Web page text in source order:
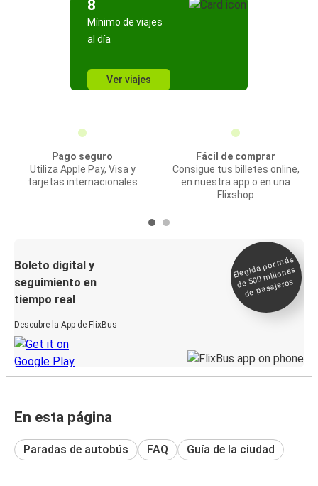
8
Mínimo de viajes
al día
Ver viajes
Pago seguro
Utiliza Apple Pay, Visa y
tarjetas internacionales
Fácil de comprar
Consigue tus billetes online,
en nuestra app o en una
Flixshop
Boleto digital y
seguimiento en
tiempo real
Descubre la App de FlixBus
Elegida por
más
de 500
millones
de pasajeros
En esta página
Paradas de autobús FAQ Guía de la ciudad